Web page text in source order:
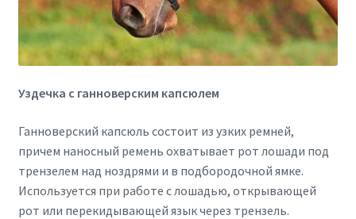
Уздечка с ганноверским капсюлем
Ганноверский капсюль состоит из узких ремней,
причем наносный ремень охватывает рот лошади под
трензелем над ноздрями и в подбородочной ямке.
Используется при работе с лошадью, открывающей
рот или перекидывающей язык через трензель.